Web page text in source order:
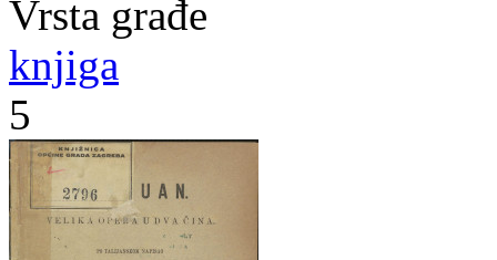
Vrsta građe
knjiga
5